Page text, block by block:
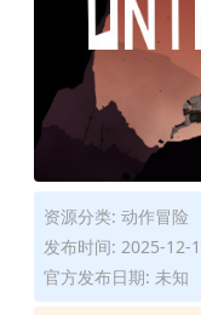
资源分类: 动作冒险
发布时间: 2025-12-
官方发布日期: 未知